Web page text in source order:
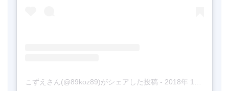
こずえさん(@89koz89)がシェアした投稿 - 2018年 1月月28日午前6時01分PST